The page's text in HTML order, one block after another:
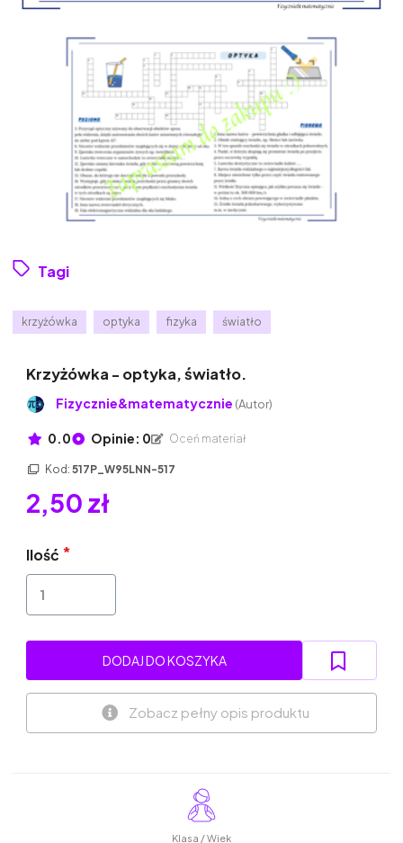
Tagi
krzyżówka optyka fizyka światło
Krzyżówka - optyka, światło.
Fizycznie&matematycznie (Autor)
0.0 Opinie: 0 Oceń materiał
Kod: 517P_W95LNN-517
2,50 zł
Ilość
DODAJ DO KOSZYKA
Zobacz pełny opis produktu
Klasa / Wiek